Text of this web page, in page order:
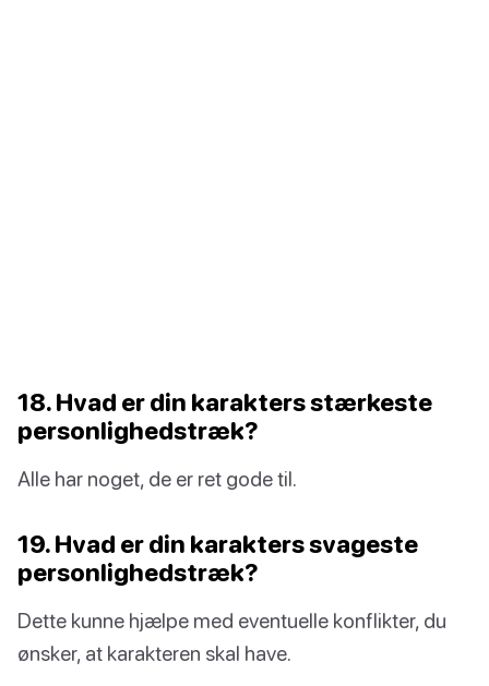
18. Hvad er din karakters stærkeste
personlighedstræk?
Alle har noget, de er ret gode til.
19. Hvad er din karakters svageste
personlighedstræk?
Dette kunne hjælpe med eventuelle konflikter, du
ønsker, at karakteren skal have.